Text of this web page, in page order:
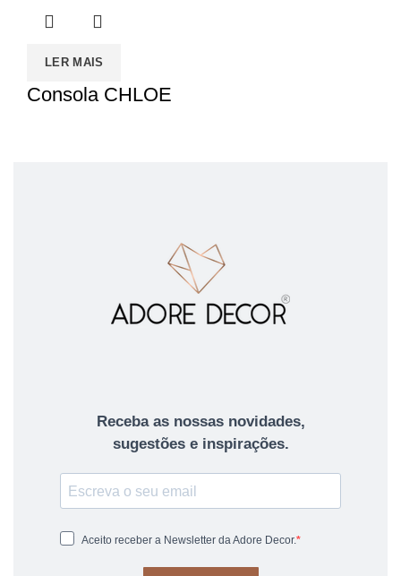
LER MAIS
Consola CHLOE
Receba as nossas novidades,
sugestões e inspirações.
Aceito receber a Newsletter da Adore Decor.